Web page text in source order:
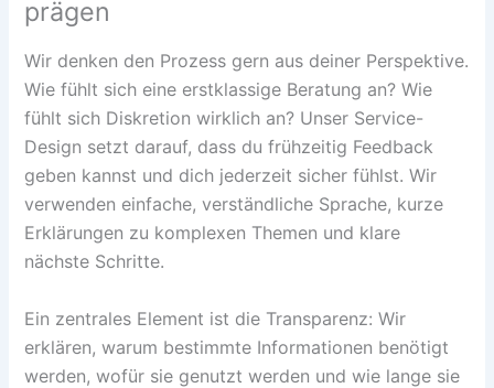
prägen
Wir denken den Prozess gern aus deiner Perspektive.
Wie fühlt sich eine erstklassige Beratung an? Wie
fühlt sich Diskretion wirklich an? Unser Service-
Design setzt darauf, dass du frühzeitig Feedback
geben kannst und dich jederzeit sicher fühlst. Wir
verwenden einfache, verständliche Sprache, kurze
Erklärungen zu komplexen Themen und klare
nächste Schritte.
Ein zentrales Element ist die Transparenz: Wir
erklären, warum bestimmte Informationen benötigt
werden, wofür sie genutzt werden und wie lange sie